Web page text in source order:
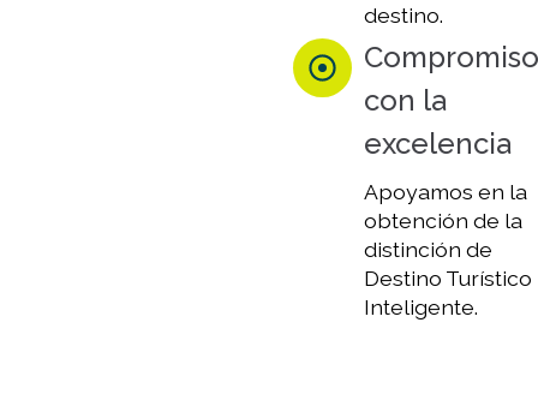
destino.
Compromiso
con la
excelencia
Apoyamos en la
obtención de la
distinción de
Destino Turístico
Inteligente.